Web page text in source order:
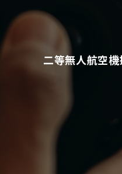
二等無人航空